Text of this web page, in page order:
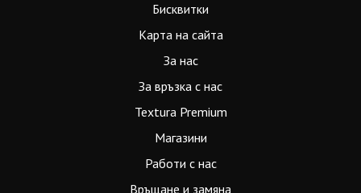
Бисквитки
Карта на сайта
За нас
За връзка с нас
Textura Premium
Магазини
Работи с нас
Връщане и замяна